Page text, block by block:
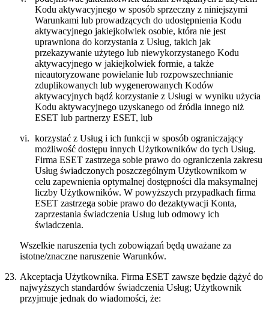
Kodu aktywacyjnego w sposób sprzeczny z niniejszymi
Warunkami lub prowadzących do udostępnienia Kodu
aktywacyjnego jakiejkolwiek osobie, która nie jest
uprawniona do korzystania z Usług, takich jak
przekazywanie użytego lub niewykorzystanego Kodu
aktywacyjnego w jakiejkolwiek formie, a także
nieautoryzowane powielanie lub rozpowszechnianie
zduplikowanych lub wygenerowanych Kodów
aktywacyjnych bądź korzystanie z Usługi w wyniku użycia
Kodu aktywacyjnego uzyskanego od źródła innego niż
ESET lub partnerzy ESET, lub
vi. korzystać z Usług i ich funkcji w sposób ograniczający
możliwość dostępu innych Użytkowników do tych Usług.
Firma ESET zastrzega sobie prawo do ograniczenia zakresu
Usług świadczonych poszczególnym Użytkownikom w
celu zapewnienia optymalnej dostępności dla maksymalnej
liczby Użytkowników. W powyższych przypadkach firma
ESET zastrzega sobie prawo do dezaktywacji Konta,
zaprzestania świadczenia Usług lub odmowy ich
świadczenia.
Wszelkie naruszenia tych zobowiązań będą uważane za
istotne/znaczne naruszenie Warunków.
23. Akceptacja Użytkownika. Firma ESET zawsze będzie dążyć do
najwyższych standardów świadczenia Usług; Użytkownik
przyjmuje jednak do wiadomości, że: